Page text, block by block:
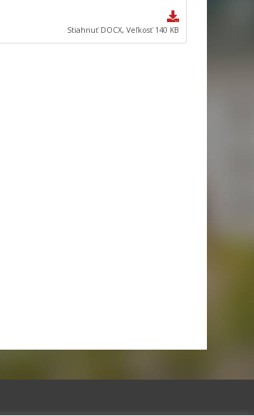
Stiahnuť DOCX, Veľkosť 140 KB